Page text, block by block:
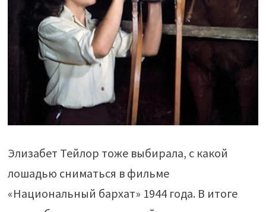
Элизабет Тейлор тоже выбирала, с какой
лошадью сниматься в фильме
«Национальный бархат» 1944 года. В итоге